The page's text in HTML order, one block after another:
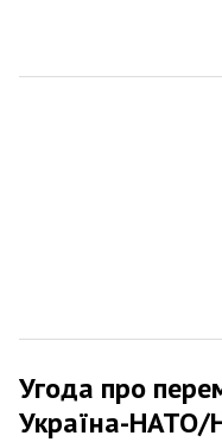
Угода про
Україна-НАТО/